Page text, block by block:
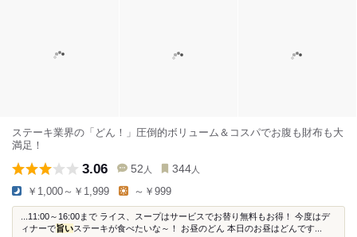
ステーキ業界の「どん！」圧倒的ボリューム＆コスパでお腹も財布も大
満足！
3.06 52 人 344 人
￥1,000～￥1,999 ～￥999
...11:00～16:00まで ライス、スープはサービスでお替り無料もお得！ 今度はデ
ィナーで旨いステーキが食べたいな～！ お昼のどん 本日のお昼はどんです...